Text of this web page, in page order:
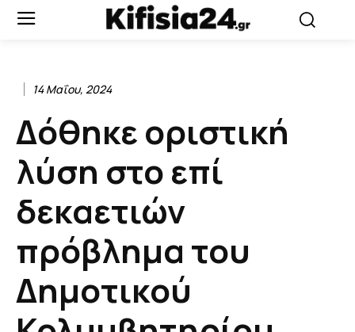
14 Μαΐου, 2024
Δόθηκε οριστική
λύση στο επί
δεκαετιών
πρόβλημα του
Δημοτικού